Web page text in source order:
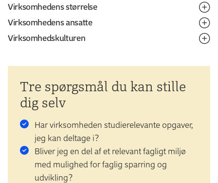
Hvilke opgaver og projekter, der er relevante for dig,
arbejder virksomheden med?
Hvordan vil du med din faglige baggrund kunne indgå i
Virksomhedens størrelse
I større virksomheder er man ofte i en afdeling med
mere specialiserede opgaver, mens man i mindre
virksomhedens opgaver.
Hvad passer dig bedst?
Virksomhedens ansatte
Hvad er de ansattes faglige baggrund?
Er der nogen, der kan sætte dig ind i opgaverne og give
Virksomhedskulturen
Kan du se dig selv som praktikant og eventuelt
medarbejder på længere sigt?
Tre spørgsmål du kan stille
dig selv
Har virksomheden studierelevante opgaver,
jeg kan deltage i?
Bliver jeg en del af et relevant fagligt miljø
med mulighed for faglig sparring og
udvikling?